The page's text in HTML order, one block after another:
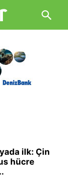
ilk: Çin
hücre